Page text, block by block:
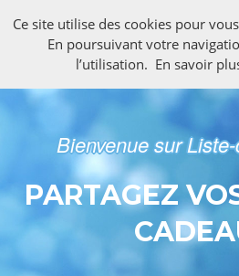
Bienvenue sur
PARTAGEZ
Ce site utilise des cookies pour
En poursuivant votre
l’utilisation. En savoir